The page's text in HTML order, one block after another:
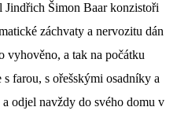
Jindřich Šimon Baar konzistoři
záchvaty a nervozitu dán
vyhověno, a tak na počátku
farou, s ořešskými osadníky a
odjel navždy do svého domu v